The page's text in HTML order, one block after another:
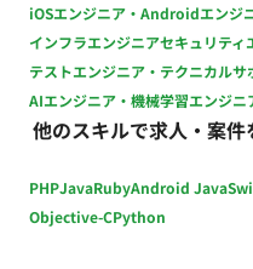
iOSエンジニア・Androidエンジ
インフラエンジニアセキュリティ
テストエンジニア・テクニカルサ
AIエンジニア・機械学習エンジニ
他のスキルで求人・案件
PHPJavaRubyAndroid Java
Objective-CPython